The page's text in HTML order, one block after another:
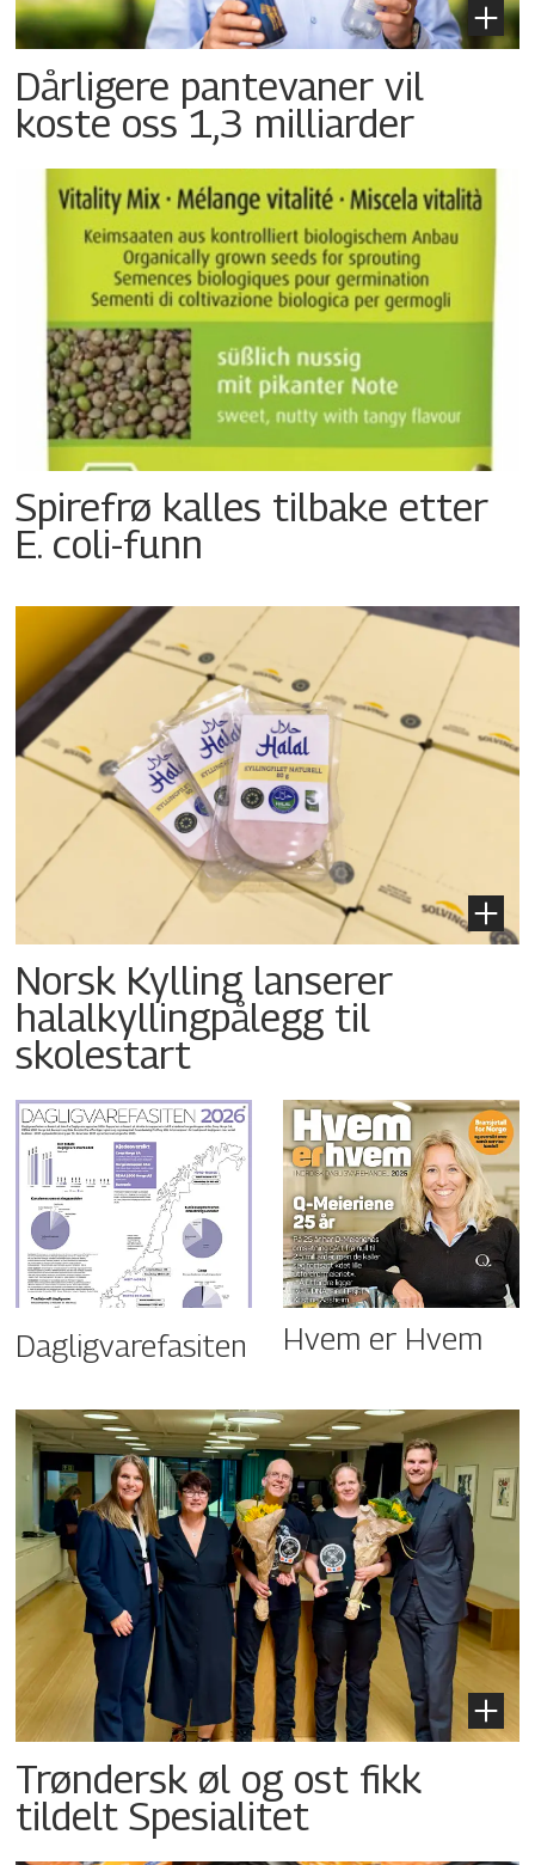
Dårligere pantevaner vil
koste oss 1,3 milliarder
Spirefrø kalles tilbake etter
E. coli-funn
Norsk Kylling lanserer
halalkyllingpålegg til
skolestart
Dagligvarefasiten Hvem er Hvem
Trøndersk øl og ost fikk
tildelt Spesialitet